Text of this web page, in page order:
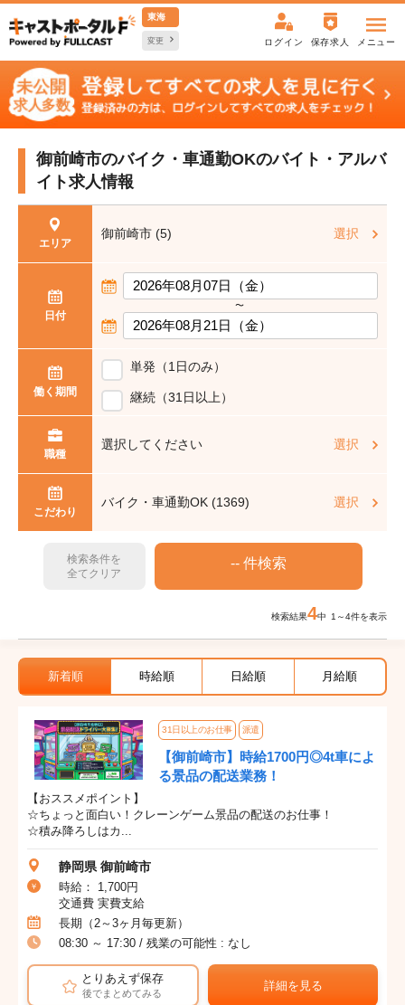
東海
変更 ログイン 保存求人 メニュー
御前崎市のバイク・車通勤OKのバイト・アルバ
イト求人情報
エリア
御前崎市 (5) 選択
日付
〜
働く期間
単発（1日のみ）
継続（31日以上）
職種
選択してください 選択
こだわり
バイク・車通勤OK (1369) 選択
検索条件を
全てクリア
検索結果4中 1～4件を表示
新着順 時給順 日給順 月給順
31日以上のお仕事 派遣
【御前崎市】時給1700円◎4t車によ
る景品の配送業務！
【おススメポイント】
☆ちょっと面白い！クレーンゲーム景品の配送のお仕事！
☆積み降ろしはカ...
静岡県 御前崎市
時給： 1,700円
交通費 実費支給
長期（2～3ヶ月毎更新）
08:30 ～ 17:30 / 残業の可能性 : なし
とりあえず保存
後でまとめてみる
詳細を見る